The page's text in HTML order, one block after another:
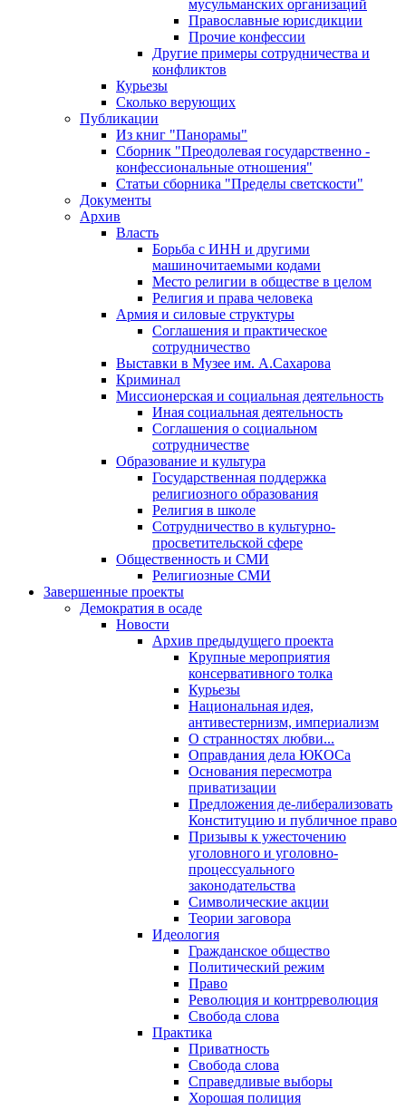
мусульманских организаций
Православные юрисдикции
Прочие конфессии
Другие примеры сотрудничества и
конфликтов
Курьезы
Сколько верующих
Публикации
Из книг "Панорамы"
Сборник "Преодолевая государственно -
конфессиональные отношения"
Статьи сборника "Пределы светскости"
Документы
Архив
Власть
Борьба с ИНН и другими
машиночитаемыми кодами
Место религии в обществе в целом
Религия и права человека
Армия и силовые структуры
Соглашения и практическое
сотрудничество
Выставки в Музее им. А.Сахарова
Криминал
Миссионерская и социальная деятельность
Иная социальная деятельность
Соглашения о социальном
сотрудничестве
Образование и культура
Государственная поддержка
религиозного образования
Религия в школе
Сотрудничество в культурно-
просветительской сфере
Общественность и СМИ
Религиозные СМИ
Завершенные проекты
Демократия в осаде
Новости
Архив предыдущего проекта
Крупные мероприятия
консервативного толка
Курьезы
Национальная идея,
антивестернизм, империализм
О странностях любви...
Оправдания дела ЮКОСа
Основания пересмотра
приватизации
Предложения де-либерализовать
Конституцию и публичное право
Призывы к ужесточению
уголовного и уголовно-
процессуального
законодательства
Символические акции
Теории заговора
Идеология
Гражданское общество
Политический режим
Право
Революция и контрреволюция
Свобода слова
Практика
Приватность
Свобода слова
Справедливые выборы
Хорошая полиция